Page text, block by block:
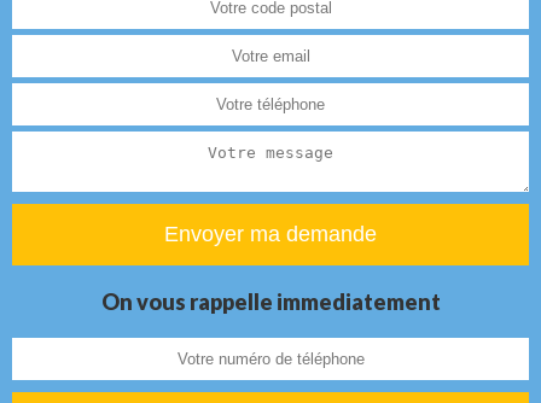
On vous rappelle immediatement